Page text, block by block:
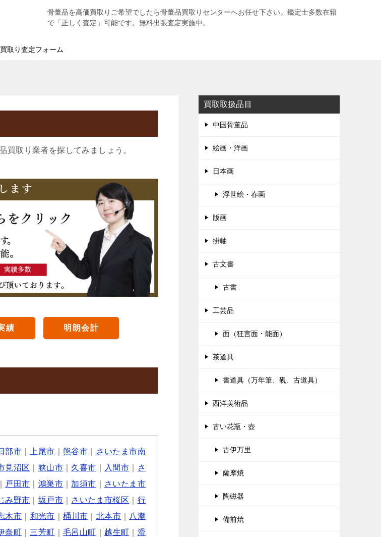
骨董品を高価買取りご希望でしたら骨董品買取りセンターへお任せ下さい。鑑定士多数在籍
で「正しく査定」可能です。無料出張査定実施中。
買取り査定フォーム
買取り業者を探してみましょう。
績 明朗会計
部市 上尾市 ｜熊谷市
さいたま市南
見沼区 狭山市 久喜市 入間市
さ
戸田市 鴻巣市 加須市
さいたま市
み野市 坂戸市 さいたま市桜区
行
木市 和光市 ｜桶川市 北本市｜ 八潮
奈町 三芳町 ｜毛呂山町 越生町
滑
買取取扱品目
中国骨董品
絵画・洋画
日本画
浮世絵・春画
版画
掛軸
古文書
古書
工芸品
面（狂言面・能面）
茶道具
書道具（万年筆、硯、古道具）
西洋美術品
古い花瓶・壺
古伊万里
薩摩焼
陶磁器
備前焼